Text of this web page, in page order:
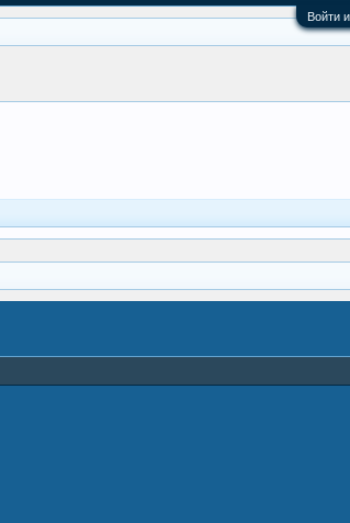
Войти